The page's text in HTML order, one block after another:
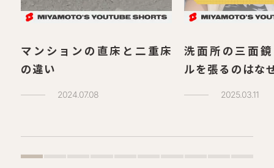
マンションの直床と二重床
の違い
2024.07.08
洗面所の三面
ルを張るのはな
2025.03.11